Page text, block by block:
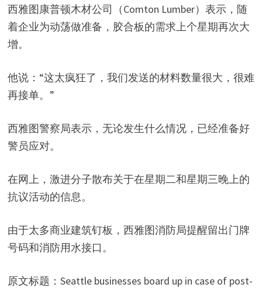
西雅图康普顿木材公司（Comton Lumber）表示，随
着企业为动荡做准备，胶合板的需求上个星期再次大
增。
他说：“这太疯狂了，我们发送的材料数量很大，很难
再接单。”
西雅图警察局表示，无论发生什么情况，已经准备好
警员应对。
在网上，激进分子散布关于在星期二和星期三晚上的
抗议活动的信息。
由于太多商业建筑钉板，西雅图消防局提醒留出门牌
号码和消防用水接口。
原文标题：Seattle businesses board up in case of post-